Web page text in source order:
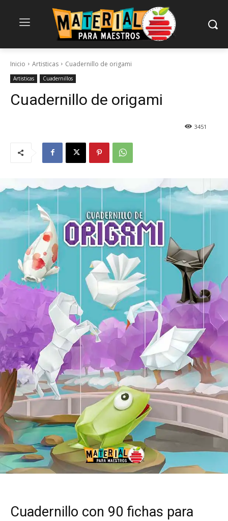
Inicio Artisticas Cuadernillo de origami
Artisticas Cuadernillos
Cuadernillo de origami
3451
Cuadernillo con 90 fichas para